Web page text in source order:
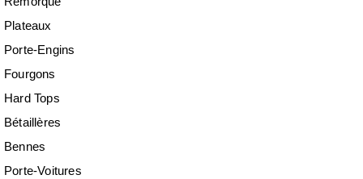
Plateaux
Porte-Engins
Fourgons
Hard Tops
Bétaillères
Bennes
Porte-Voitures